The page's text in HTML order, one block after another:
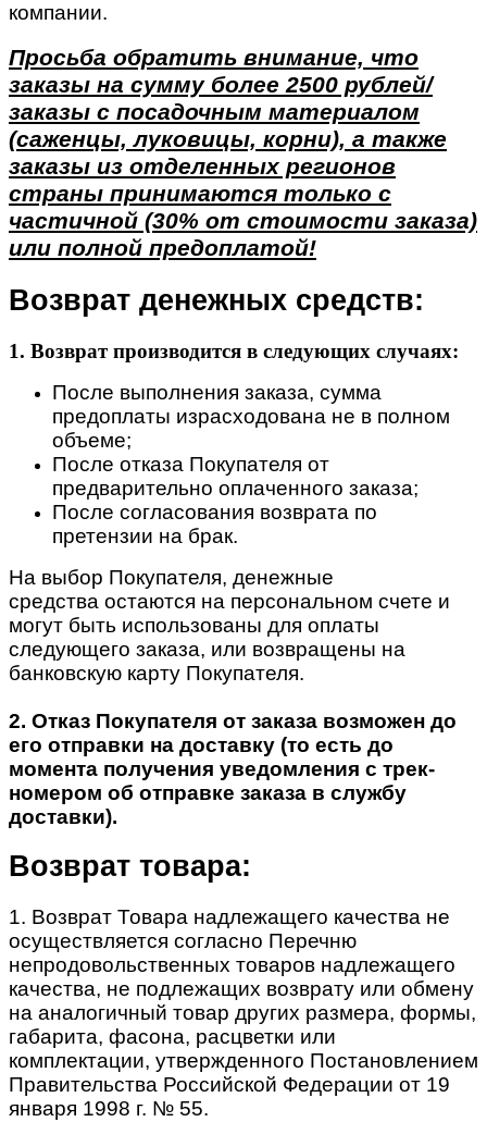
компании.
Просьба обратить внимание, что
заказы на сумму более 2500 рублей/
заказы с посадочным материалом
(саженцы, луковицы, корни), а также
заказы из отделенных регионов
страны принимаются только с
частичной (30% от стоимости заказа)
или полной предоплатой!
Возврат денежных средств:
1. Возврат производится в следующих случаях:
После выполнения заказа, сумма
предоплаты израсходована не в полном
объеме;
После отказа Покупателя от
предварительно оплаченного заказа;
После согласования возврата по
претензии на брак.
На выбор Покупателя, денежные
средства остаются на персональном счете и
могут быть использованы для оплаты
следующего заказа, или возвращены на
банковскую карту Покупателя.
2. Отказ Покупателя от заказа возможен до
его отправки на доставку (то есть до
момента получения уведомления с трек-
номером об отправке заказа в службу
доставки).
Возврат товара:
1. Возврат Товара надлежащего качества не
осуществляется согласно Перечню
непродовольственных товаров надлежащего
качества, не подлежащих возврату или обмену
на аналогичный товар других размера, формы,
габарита, фасона, расцветки или
комплектации, утвержденного Постановлением
Правительства Российской Федерации от 19
января 1998 г. № 55.